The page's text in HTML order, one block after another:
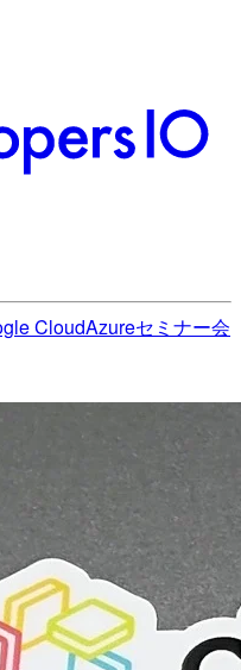
CloudAzureセミナー会